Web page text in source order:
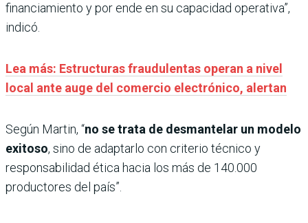
financiamiento y por ende en su capacidad operativa”,
indicó.
Lea más: Estructuras fraudulentas operan a nivel
local ante auge del comercio electrónico, alertan
Según Martin, “no se trata de desmantelar un modelo
exitoso, sino de adaptarlo con criterio técnico y
responsabilidad ética hacia los más de 140.000
productores del país”.